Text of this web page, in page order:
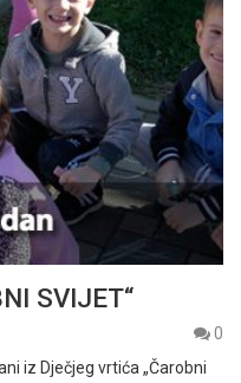
SVIJET“
0
iz Dječjeg vrtića „Čarobni